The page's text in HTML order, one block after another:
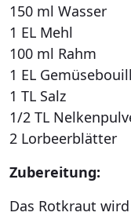
150 ml Wasser
1 EL Mehl
100 ml Rahm
1 EL
1 TL Salz
1/2 TL
2 Lorbeerblätter
Zubereitung:
Das Rotkraut